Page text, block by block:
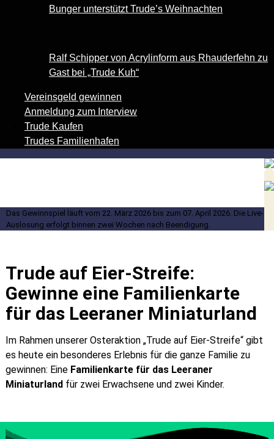
Bunger unterstützt Trude’s Weihnachten
Ralf Schipper von Acrylinform aus Rhauderfehn zu
Gast bei „Trude Kuh“
Vereinsgeld gewinnen
Anmeldung zum Interview
Trude Kaufen
Trudes Familienhafen
Das Gewinnspiel läuft vom 22. März 2026 bis zum 07. April 2026. Die Live-
Auslosung erfolgt binnen zwei Wochen nach Beendigung.
Trude auf Eier-Streife:
Gewinne eine Familienkarte
für das Leeraner Miniaturland
Im Rahmen unserer Osteraktion „Trude auf Eier-Streife“ gibt
es heute ein besonderes Erlebnis für die ganze Familie zu
gewinnen: Eine Familienkarte für das Leeraner
Miniaturlandfür zwei Erwachsene und zwei Kinder.